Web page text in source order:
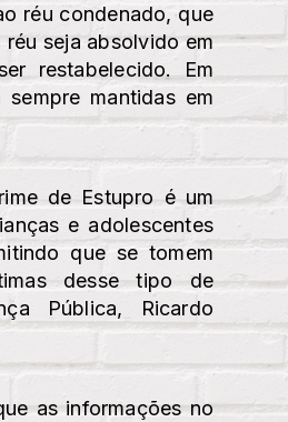
réu condenado, que
seja absolvido em
restabelecido. Em
mantidas em
de Estupro é um
e adolescentes
que se tomem
desse tipo de
Pública, Ricardo
as informações no